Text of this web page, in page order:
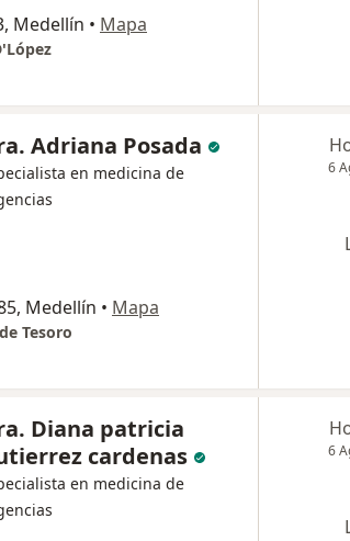
Medellín • Mapa
Adriana Posada
en medicina de
Medellín • Mapa
Tesoro
6
Diana patricia
cardenas
en medicina de
6